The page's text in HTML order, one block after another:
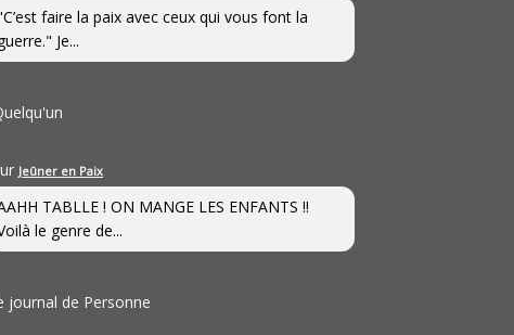
faire la paix avec ceux qui vous font la
Je...
Jeûner en Paix
TABLLE ! ON MANGE LES ENFANTS !!
le genre de...
journal de Personne